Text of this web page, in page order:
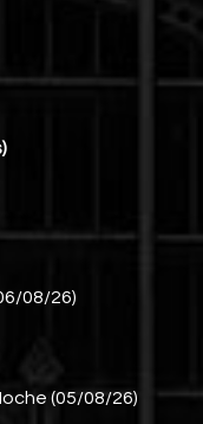
08/26)
(05/08/26)